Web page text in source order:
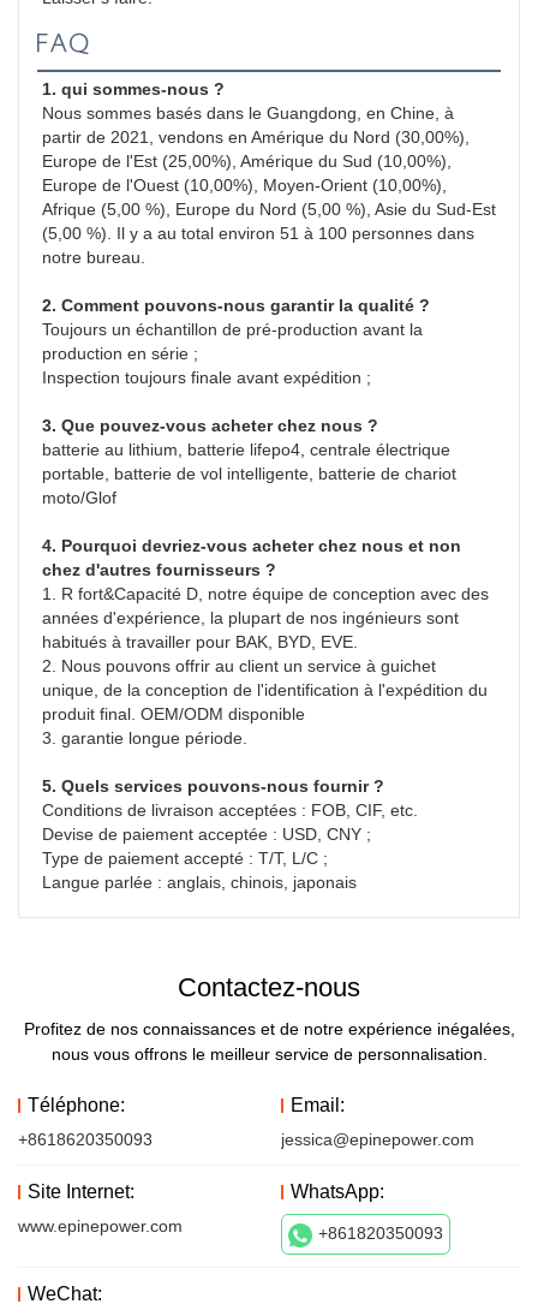
FAQ
1. qui sommes-nous ?
Nous sommes basés dans le Guangdong, en Chine, à
partir de 2021, vendons en Amérique du Nord (30,00%),
Europe de l'Est (25,00%), Amérique du Sud (10,00%),
Europe de l'Ouest (10,00%), Moyen-Orient (10,00%),
Afrique (5,00 %), Europe du Nord (5,00 %), Asie du Sud-Est
(5,00 %). Il y a au total environ 51 à 100 personnes dans
notre bureau.
2. Comment pouvons-nous garantir la qualité ?
Toujours un échantillon de pré-production avant la
production en série ;
Inspection toujours finale avant expédition ;
3. Que pouvez-vous acheter chez nous ?
batterie au lithium, batterie lifepo4, centrale électrique
portable, batterie de vol intelligente, batterie de chariot
moto/Glof
4. Pourquoi devriez-vous acheter chez nous et non
chez d'autres fournisseurs ?
1. R fort&Capacité D, notre équipe de conception avec des
années d'expérience, la plupart de nos ingénieurs sont
habitués à travailler pour BAK, BYD, EVE.
2. Nous pouvons offrir au client un service à guichet
unique, de la conception de l'identification à l'expédition du
produit final. OEM/ODM disponible
3. garantie longue période.
5. Quels services pouvons-nous fournir ?
Conditions de livraison acceptées : FOB, CIF, etc.
Devise de paiement acceptée : USD, CNY ;
Type de paiement accepté : T/T, L/C ;
Langue parlée : anglais, chinois, japonais
Contactez-nous
Profitez de nos connaissances et de notre expérience inégalées,
nous vous offrons le meilleur service de personnalisation.
Téléphone:
+8618620350093
Email:
jessica@epinepower.com
Site Internet:
www.epinepower.com
WhatsApp:
+861820350093
WeChat: